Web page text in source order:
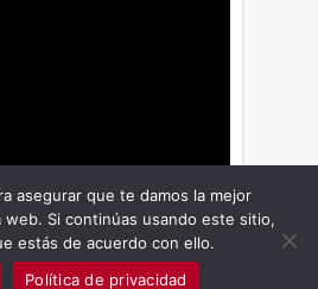
asegurar que te damos la mejor
Si continúas usando este sitio,
estás de acuerdo con ello.
Política de privacidad